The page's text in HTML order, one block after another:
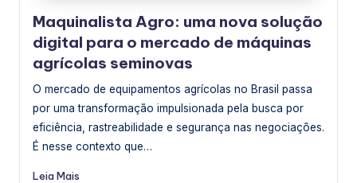
a
Maquinalista Agro: uma nova solução
digital para o mercado de máquinas
agrícolas seminovas
O mercado de equipamentos agrícolas no Brasil passa
por uma transformação impulsionada pela busca por
eficiência, rastreabilidade e segurança nas negociações.
É nesse contexto que…
Leia Mais